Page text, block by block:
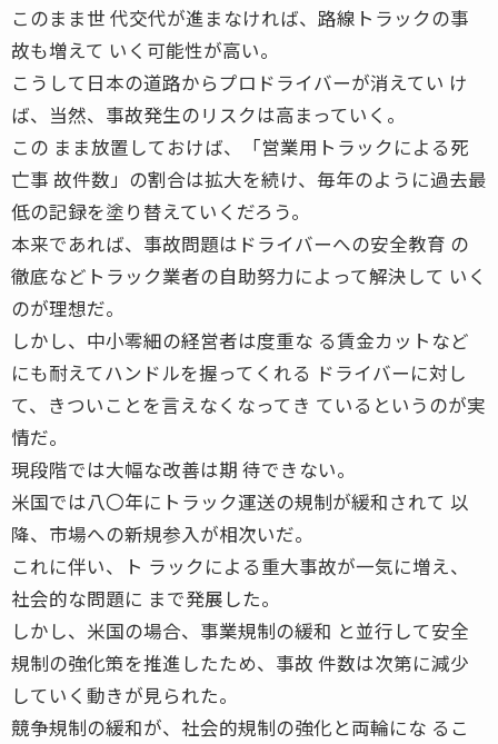
このまま世 代交代が進まなければ、路線トラックの事
故も増えて いく可能性が高い。
こうして日本の道路からプロドライバーが消えてい け
ば、当然、事故発生のリスクは高まっていく。
この まま放置しておけば、「営業用トラックによる死
亡事 故件数」の割合は拡大を続け、毎年のように過去最
低の記録を塗り替えていくだろう。
本来であれば、事故問題はドライバーへの安全教育 の
徹底などトラック業者の自助努力によって解決して いく
のが理想だ。
しかし、中小零細の経営者は度重な る賃金カットなど
にも耐えてハンドルを握ってくれる ドライバーに対し
て、きついことを言えなくなってき ているというのが実
情だ。
現段階では大幅な改善は期 待できない。
米国では八〇年にトラック運送の規制が緩和されて 以
降、市場への新規参入が相次いだ。
これに伴い、ト ラックによる重大事故が一気に増え、
社会的な問題に まで発展した。
しかし、米国の場合、事業規制の緩和 と並行して安全
規制の強化策を推進したため、事故 件数は次第に減少
していく動きが見られた。
競争規制の緩和が、社会的規制の強化と両輪にな るこ